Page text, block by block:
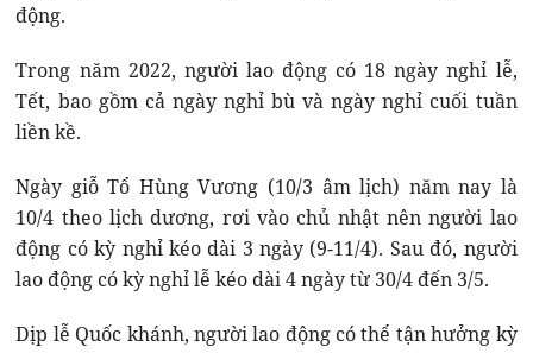
động.
Trong năm 2022, người lao động có 18 ngày nghỉ lễ,
Tết, bao gồm cả ngày nghỉ bù và ngày nghỉ cuối tuần
liền kề.
Ngày giỗ Tổ Hùng Vương (10/3 âm lịch) năm nay là
10/4 theo lịch dương, rơi vào chủ nhật nên người lao
động có kỳ nghỉ kéo dài 3 ngày (9-11/4). Sau đó, người
lao động có kỳ nghỉ lễ kéo dài 4 ngày từ 30/4 đến 3/5.
Dịp lễ Quốc khánh, người lao động có thể tận hưởng kỳ